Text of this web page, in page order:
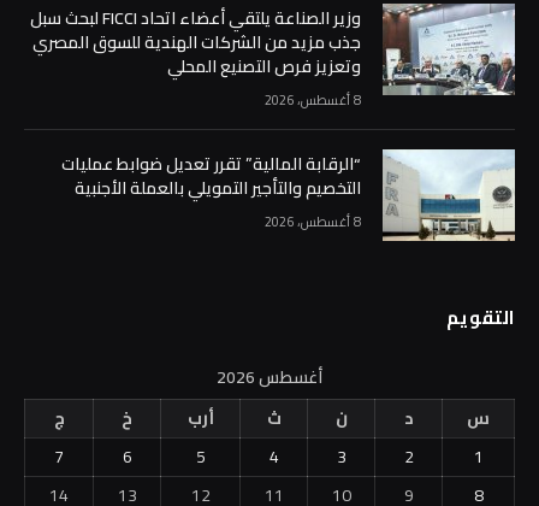
وزير الصناعة يلتقي أعضاء اتحاد FICCI لبحث سبل
جذب مزيد من الشركات الهندية للسوق المصري
وتعزيز فرص التصنيع المحلي
8 أغسطس، 2026
“الرقابة المالية” تقرر تعديل ضوابط عمليات
التخصيم والتأجير التمويلي بالعملة الأجنبية
8 أغسطس، 2026
التقويم
أغسطس 2026
س
د ن ث أرب خ
ج
1
2
3
4
5
6
7
8
9
10
11
12
13
14